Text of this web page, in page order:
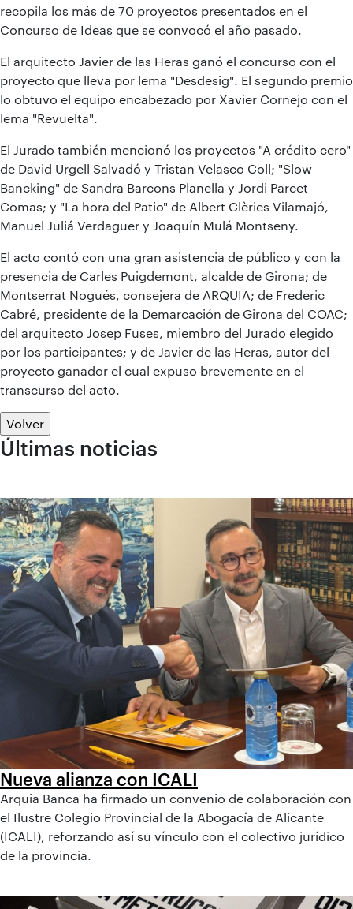
recopila los más de 70 proyectos presentados en el
Concurso de Ideas que se convocó el año pasado.
El arquitecto Javier de las Heras ganó el concurso con el
proyecto que lleva por lema "Desdesig". El segundo premio
lo obtuvo el equipo encabezado por Xavier Cornejo con el
lema "Revuelta".
El Jurado también mencionó los proyectos "A crédito cero"
de David Urgell Salvadó y Tristan Velasco Coll; "Slow
Bancking" de Sandra Barcons Planella y Jordi Parcet
Comas; y "La hora del Patio" de Albert Clèries Vilamajó,
Manuel Juliá Verdaguer y Joaquín Mulá Montseny.
El acto contó con una gran asistencia de público y con la
presencia de Carles Puigdemont, alcalde de Girona; de
Montserrat Nogués, consejera de ARQUIA; de Frederic
Cabré, presidente de la Demarcación de Girona del COAC;
del arquitecto Josep Fuses, miembro del Jurado elegido
por los participantes; y de Javier de las Heras, autor del
proyecto ganador el cual expuso brevemente en el
transcurso del acto.
Volver
Últimas noticias
Nueva alianza con ICALI
Arquia Banca ha firmado un convenio de colaboración con
el Ilustre Colegio Provincial de la Abogacía de Alicante
(ICALI), reforzando así su vínculo con el colectivo jurídico
de la provincia.